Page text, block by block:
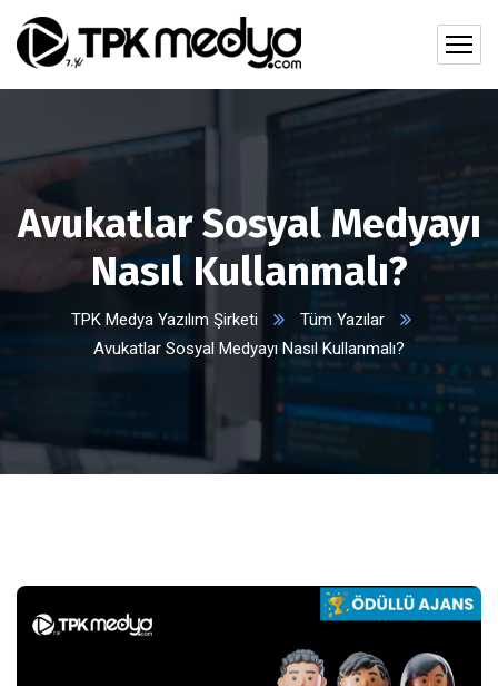
Avukatlar Sosyal Medyayı
Nasıl Kullanmalı?
TPK Medya Yazılım Şirketi
Tüm Yazılar
Avukatlar Sosyal Medyayı Nasıl Kullanmalı?